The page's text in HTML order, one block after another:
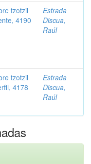
tzotzil
4190
Estrada
Discua,
Raúl
tzotzil
4178
Estrada
Discua,
Raúl